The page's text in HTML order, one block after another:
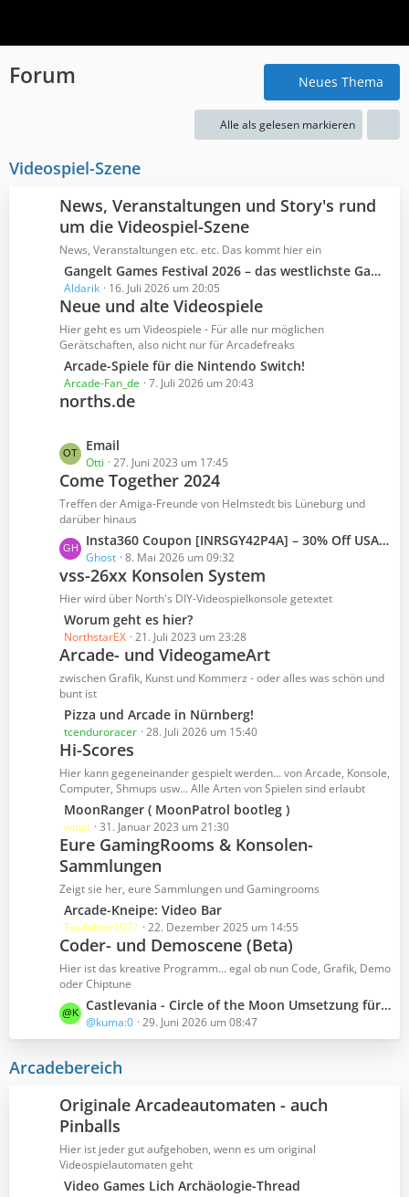
Forum Neues Thema
Alle als gelesen markieren
Videospiel-Szene
News, Veranstaltungen und Story's rund
um die Videospiel-Szene
News, Veranstaltungen etc. etc. Das kommt hier ein
L
e
t
z
t
e
B
e
r
ä
g
e
Gangelt Games Festival 2026 – das westlichste Gaming Festival Deutschlands
Aldarik 16. Juli 2026 um 20:05
Neue und alte Videospiele
Hier geht es um Videospiele - Für alle nur möglichen
Gerätschaften, also nicht nur für Arcadefreaks
L
e
t
e
B
i
r
g
e
Arcade-Spiele für die Nintendo Switch!
Arcade-Fan_de 7. Juli 2026 um 20:43
norths.de
L
e
t
z
t
e
B
e
i
ä
g
e
Email
Otti 27. Juni 2023 um 17:45
Come Together 2024
Treffen der Amiga-Freunde von Helmstedt bis Lüneburg und
darüber hinaus
L
e
t
z
e
B
i
ä
g
e
Insta360 Coupon [INRSGY42P4A] – 30% Off USA Customers
Ghost 8. Mai 2026 um 09:32
vss-26xx Konsolen System
Hier wird über North's DIY-Videospielkonsole getextet
L
e
t
z
t
e
B
e
i
t
ä
g
e
Worum geht es hier?
NorthstarEX 21. Juli 2023 um 23:28
Arcade- und VideogameArt
zwischen Grafik, Kunst und Kommerz - oder alles was schön und
bunt ist
L
e
t
z
t
e
B
e
i
r
ä
g
e
Pizza und Arcade in Nürnberg!
tcenduroracer 28. Juli 2026 um 15:40
Hi-Scores
Hier kann gegeneinander gespielt werden... von Arcade, Konsole,
Computer, Shmups usw... Alle Arten von Spielen sind erlaubt
L
e
t
z
t
B
e
i
t
r
ä
g
MoonRanger ( MoonPatrol bootleg )
winni 31. Januar 2023 um 21:30
Eure GamingRooms & Konsolen-
Sammlungen
Zeigt sie her, eure Sammlungen und Gamingrooms
L
e
t
z
t
e
B
e
t
ä
g
e
Arcade-Kneipe: Video Bar
Teufeltier1977 22. Dezember 2025 um 14:55
Coder- und Demoscene (Beta)
Hier ist das kreative Programm... egal ob nun Code, Grafik, Demo
oder Chiptune
L
e
t
z
t
e
B
e
i
t
r
Castlevania - Circle of the Moon Umsetzung fürs Mega Drive
@kuma:0 29. Juni 2026 um 08:47
Arcadebereich
Originale Arcadeautomaten - auch
Pinballs
Hier ist jeder gut aufgehoben, wenn es um original
Videospielautomaten geht
LVideo Games Lich Archäologie-Thread